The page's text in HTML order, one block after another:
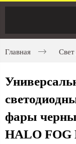
Главная
фары
HALO FOG